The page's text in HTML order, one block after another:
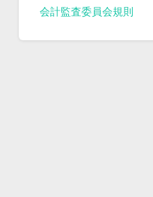
会計監査委員会規則